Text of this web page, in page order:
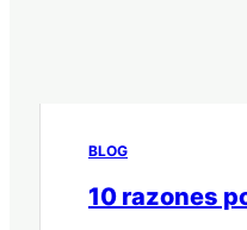
BLOG
10 razones